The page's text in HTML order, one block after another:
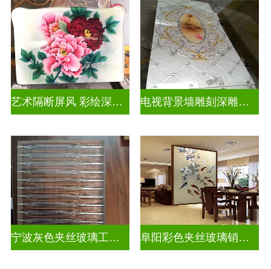
艺术隔断屏风 彩绘深雕浮雕玻璃 电视背景墙雕刻深雕双面效果
宁波灰色夹丝玻璃工厂招聘 阜阳彩色夹丝玻璃销售电话